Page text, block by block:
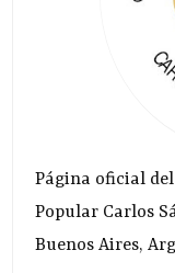
Página oficial
Popular Carlos
Buenos Aires,